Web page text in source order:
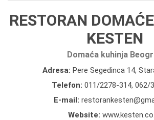
RESTORAN
KESTEN
Domaća kuhinja
Adresa: Pere Segedinca 14,
Telefon: 011/2278-314, 062/
E-mail:
Website: